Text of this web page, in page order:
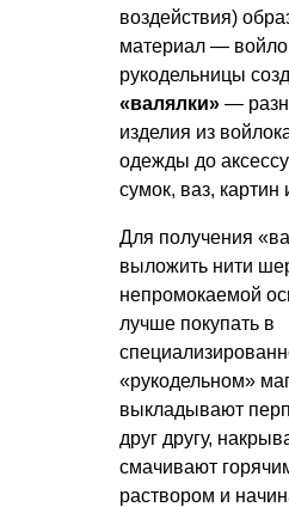
воздействия)
материал —
рукодельницы
«валялки» —
изделия из
одежды до
сумок, ваз, картин
Для получения
выложить нити
непромокаемой
лучше покупать в
«рукодельном»
выкладывают
друг другу,
смачивают
раствором и